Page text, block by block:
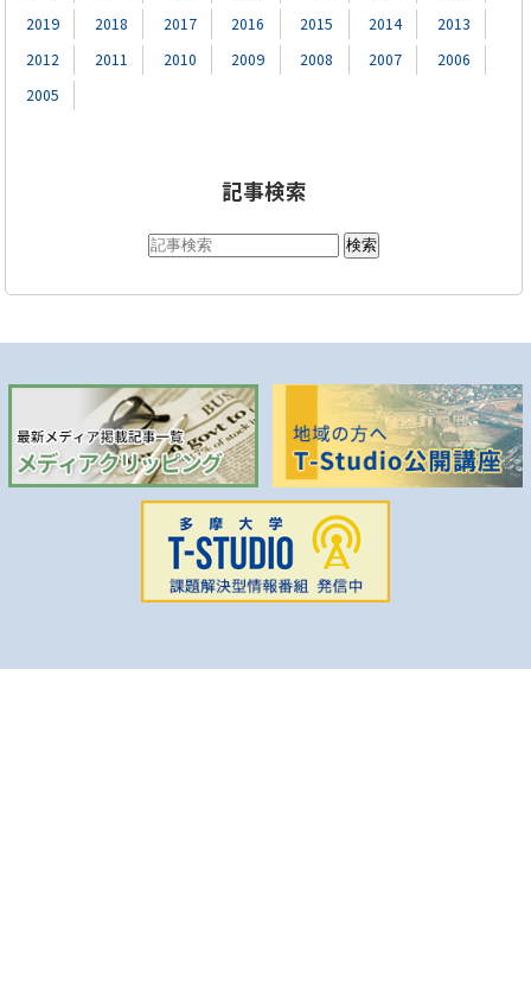
2019
2018 2017 2016 2015 2014
2013
2012
2011 2010 2009 2008 2007
2006
2005
記事検索